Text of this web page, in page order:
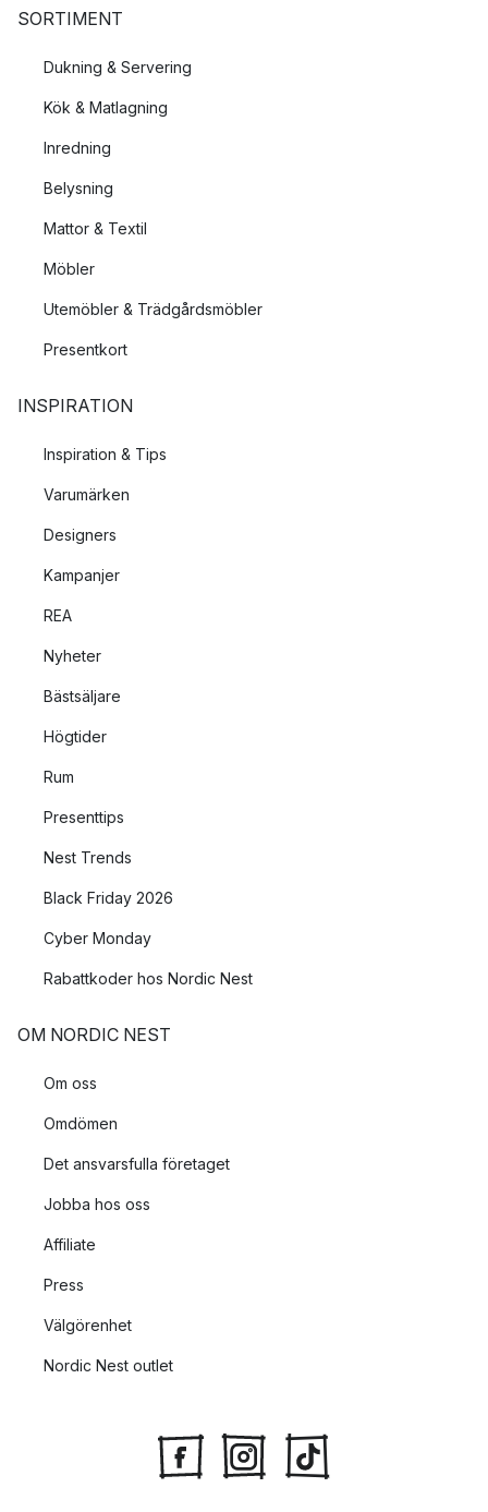
SORTIMENT
Dukning & Servering
Kök & Matlagning
Inredning
Belysning
Mattor & Textil
Möbler
Utemöbler & Trädgårdsmöbler
Presentkort
INSPIRATION
Inspiration & Tips
Varumärken
Designers
Kampanjer
REA
Nyheter
Bästsäljare
Högtider
Rum
Presenttips
Nest Trends
Black Friday 2026
Cyber Monday
Rabattkoder hos Nordic Nest
OM NORDIC NEST
Om oss
Omdömen
Det ansvarsfulla företaget
Jobba hos oss
Affiliate
Press
Välgörenhet
Nordic Nest outlet